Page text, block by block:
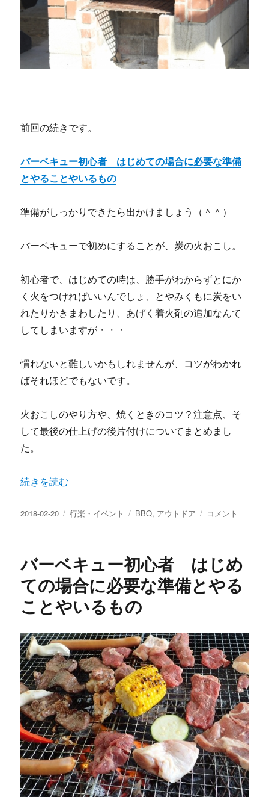
の
前回の続きです。
バーベキュー初心者 はじめての場合に必要な準備
とやることやいるもの
準備がしっかりできたら出かけましょう（＾＾）
バーベキューで初めにすることが、炭の火おこし。
初心者で、はじめての時は、勝手がわからずとにか
く火をつければいいんでしょ、とやみくもに炭をい
れたりかきまわしたり、あげく着火剤の追加なんて
してしまいますが・・・
慣れないと難しいかもしれませんが、コツがわかれ
ばそれほどでもないです。
火おこしのやり方や、焼くときのコツ？注意点、そ
して最後の仕上げの後片付けについてまとめまし
た。
“バーベキュー初心者 現地でやることは？炭おこしや焼
続きを読む
投
2018-02-20
カ
ー
行楽・イベント
タ
BBQ, アウトドア
バ
ュ
ー
初
地
で
や
る
こ
と
は？
炭
お
こ
し
や
焼
コメント
バーベキュー初心者 はじめ
ての場合に必要な準備とやる
ことやいるもの